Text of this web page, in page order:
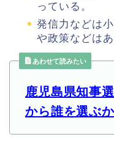
っている。
発信力などは
や政策などは
あわせて読みたい
鹿児島県知事
から誰を選ぶ